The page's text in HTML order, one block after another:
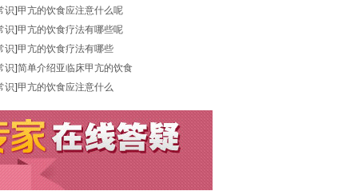
识]甲亢的饮食应注意什么呢
识]甲亢的饮食疗法有哪些呢
识]甲亢的饮食疗法有哪些
识]简单介绍亚临床甲亢的饮食
识]甲亢的饮食应注意什么